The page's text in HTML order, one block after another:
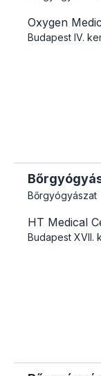
Oxygen
Budapest IV.
Bőrgyógyászat
HT Medical
Budapest XVII.